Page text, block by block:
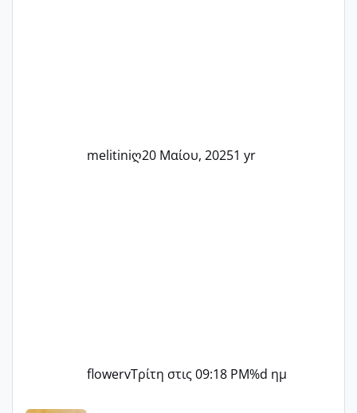
melitiniღ20 Μαίου, 20251 yr
flowervΤρίτη στις 09:18 PM%d ημ
Αύγουστος ήρθε ξανά γεμάτος γέλια και ανεμελιά